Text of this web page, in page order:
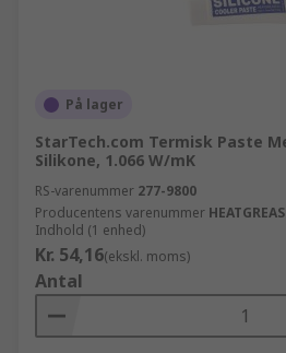
På lager
StarTech.com Termisk Paste
Silikone, 1.066 W/mK
RS-varenummer 277-9800
Producentens varenummer
Indhold (1 enhed)
Kr. 54,16(ekskl. moms)
Antal